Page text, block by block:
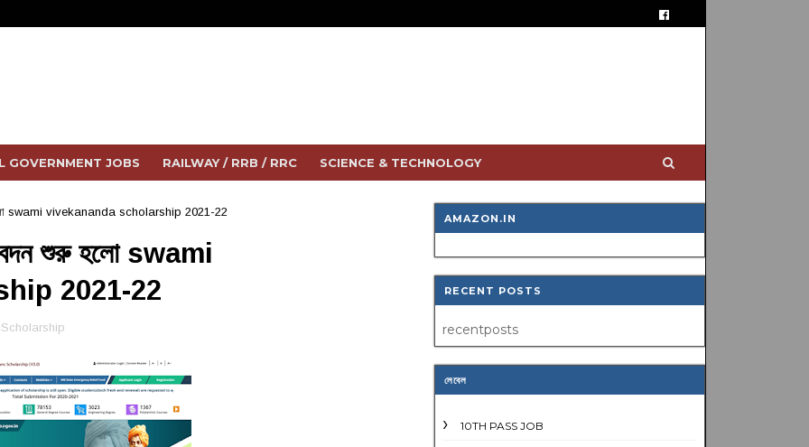
GOVERNMENT JOBS RAILWAY / RRB / RRC SCIENCE & TECHNOLOGY
হলো swami vivekananda scholarship 2021-22
শুরু হলো swami
2021-22
Scholarship
AMAZON.IN
RECENT POSTS
recentposts
লেবেল
10TH PASS JOB